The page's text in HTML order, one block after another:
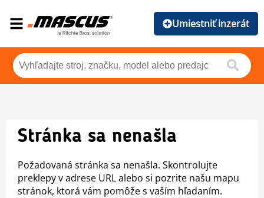
Umiestniť inzerát
Stránka sa nenašla
Požadovaná stránka sa nenašla. Skontrolujte
preklepy v adrese URL alebo si pozrite našu mapu
stránok, ktorá vám pomôže s vaším hľadaním.